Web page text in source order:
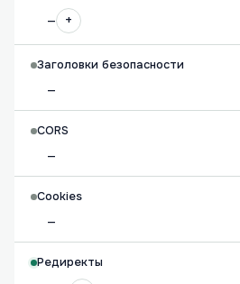
—
+
Заголовки безопасности
—
CORS
—
Cookies
—
Редиректы